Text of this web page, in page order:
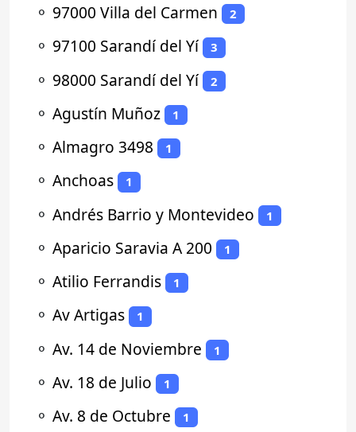
⚬ 97000 Villa del Carmen 2
⚬ 97100 Sarandí del Yí 3
⚬ 98000 Sarandí del Yí 2
⚬ Agustín Muñoz 1
⚬ Almagro 3498 1
⚬ Anchoas 1
⚬ Andrés Barrio y Montevideo 1
⚬ Aparicio Saravia A 200 1
⚬ Atilio Ferrandis 1
⚬ Av Artigas 1
⚬ Av. 14 de Noviembre 1
⚬ Av. 18 de Julio 1
⚬ Av. 8 de Octubre 1